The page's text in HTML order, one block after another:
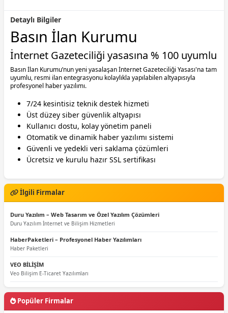
Detaylı Bilgiler
Basın İlan Kurumu
İnternet Gazeteciliği yasasına % 100 uyumlu
Basın İlan Kurumu’nun yeni yasalaşan İnternet Gazeteciliği Yasası'na tam
uyumlu, resmi ilan entegrasyonu kolaylıkla yapılabilen altyapısıyla
profesyonel haber yazılımı.
7/24 kesintisiz teknik destek hizmeti
Üst düzey siber güvenlik altyapısı
Kullanıcı dostu, kolay yönetim paneli
Otomatik ve dinamik haber yazılımı sistemi
Güvenli ve yedekli veri saklama çözümleri
Ücretsiz ve kurulu hazır SSL sertifikası
İlgili Firmalar
Duru Yazılım – Web Tasarım ve Özel Yazılım Çözümleri
Duru Yazılım İnternet ve Bilişim Hizmetleri
HaberPaketleri – Profesyonel Haber Yazılımları
Haber Paketleri
VEO BİLİŞİM
Veo Bilişim E-Ticaret Yazılımları
Popüler Firmalar